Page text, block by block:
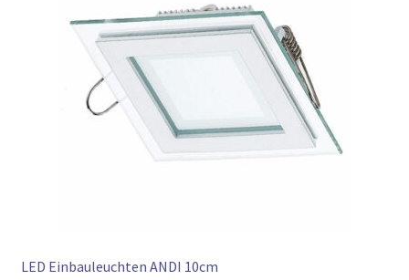
LED Einbauleuchten ANDI 10cm